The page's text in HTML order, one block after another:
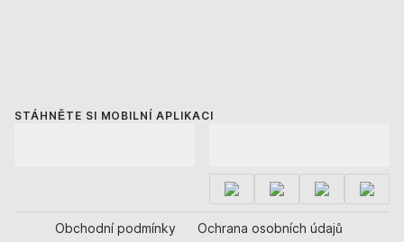
STÁHNĚTE SI MOBILNÍ APLIKACI
Obchodní podmínky Ochrana osobních údajů